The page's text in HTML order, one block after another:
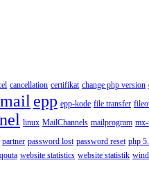
cancellation certifikat change php version
epp epp-kode file transfer
linux MailChannels mailprogram
partner password lost password reset php
website statistics website statistik